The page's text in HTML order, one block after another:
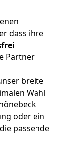
dass ihre
Partner
breite
Wahl
oder ein
passende